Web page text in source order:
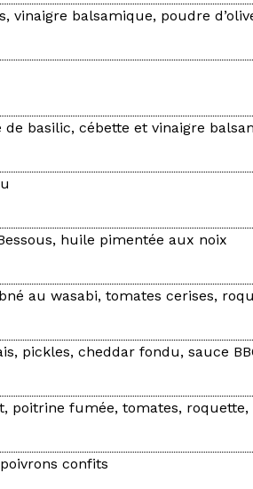
vinaigre balsamique, poudre
basilic, cébette et vinaigre
huile pimentée aux noix
au wasabi, tomates cerises,
pickles, cheddar fondu, sauce
fumée, tomates, roquette,
confits